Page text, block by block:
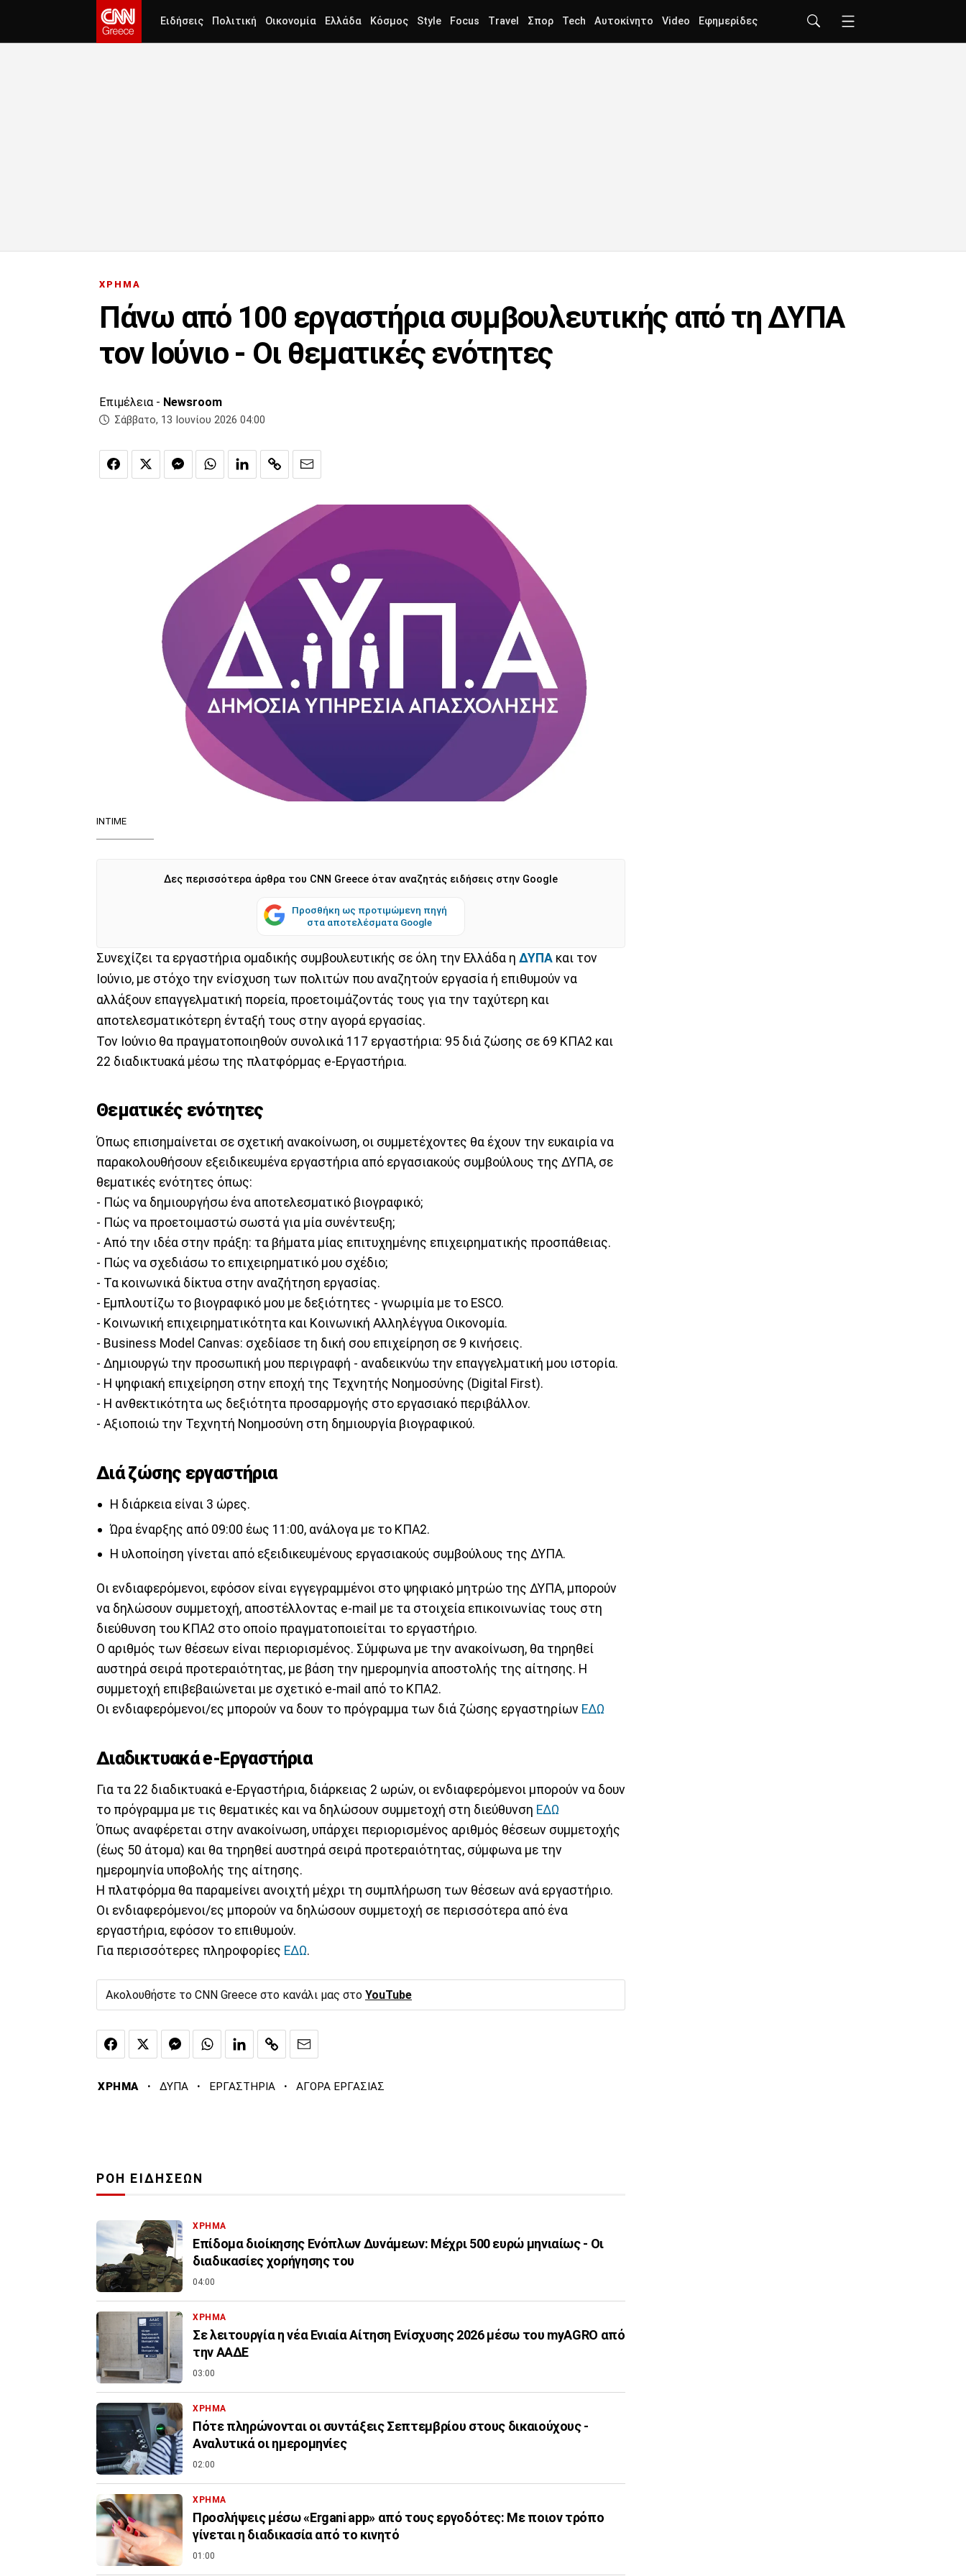
Ειδήσεις Πολιτική Οικονομία Ελλάδα Κόσμος Style Focus Travel Σπορ Tech Αυτοκίνητο Video Εφημερίδες
ΧΡΗΜΑ
Πάνω από 100 εργαστήρια συμβουλευτικής από τη ΔΥΠΑ
τον Ιούνιο - Οι θεματικές ενότητες
Επιμέλεια - Newsroom
Σάββατο, 13 Ιουνίου 2026 04:00
INTIME
Δες περισσότερα άρθρα του CNN Greece όταν αναζητάς ειδήσεις στην Google
Προσθήκη ως προτιμώμενη πηγή
στα αποτελέσματα Google
Συνεχίζει τα εργαστήρια ομαδικής συμβουλευτικής σε όλη την Ελλάδα η ΔΥΠΑ και τον
Ιούνιο, με στόχο την ενίσχυση των πολιτών που αναζητούν εργασία ή επιθυμούν να
αλλάξουν επαγγελματική πορεία, προετοιμάζοντάς τους για την ταχύτερη και
αποτελεσματικότερη ένταξή τους στην αγορά εργασίας.
Τον Ιούνιο θα πραγματοποιηθούν συνολικά 117 εργαστήρια: 95 διά ζώσης σε 69 ΚΠΑ2 και
22 διαδικτυακά μέσω της πλατφόρμας e-Εργαστήρια.
Θεματικές ενότητες
Όπως επισημαίνεται σε σχετική ανακοίνωση, οι συμμετέχοντες θα έχουν την ευκαιρία να
παρακολουθήσουν εξειδικευμένα εργαστήρια από εργασιακούς συμβούλους της ΔΥΠΑ, σε
θεματικές ενότητες όπως:
- Πώς να δημιουργήσω ένα αποτελεσματικό βιογραφικό;
- Πώς να προετοιμαστώ σωστά για μία συνέντευξη;
- Από την ιδέα στην πράξη: τα βήματα μίας επιτυχημένης επιχειρηματικής προσπάθειας.
- Πώς να σχεδιάσω το επιχειρηματικό μου σχέδιο;
- Τα κοινωνικά δίκτυα στην αναζήτηση εργασίας.
- Εμπλουτίζω το βιογραφικό μου με δεξιότητες - γνωριμία με το ESCO.
- Κοινωνική επιχειρηματικότητα και Κοινωνική Αλληλέγγυα Οικονομία.
- Business Model Canvas: σχεδίασε τη δική σου επιχείρηση σε 9 κινήσεις.
- Δημιουργώ την προσωπική μου περιγραφή - αναδεικνύω την επαγγελματική μου ιστορία.
- Η ψηφιακή επιχείρηση στην εποχή της Τεχνητής Νοημοσύνης (Digital First).
- Η ανθεκτικότητα ως δεξιότητα προσαρμογής στο εργασιακό περιβάλλον.
- Αξιοποιώ την Τεχνητή Νοημοσύνη στη δημιουργία βιογραφικού.
Διά ζώσης εργαστήρια
Η διάρκεια είναι 3 ώρες.
Ώρα έναρξης από 09:00 έως 11:00, ανάλογα με το ΚΠΑ2.
Η υλοποίηση γίνεται από εξειδικευμένους εργασιακούς συμβούλους της ΔΥΠΑ.
Οι ενδιαφερόμενοι, εφόσον είναι εγγεγραμμένοι στο ψηφιακό μητρώο της ΔΥΠΑ, μπορούν
να δηλώσουν συμμετοχή, αποστέλλοντας e-mail με τα στοιχεία επικοινωνίας τους στη
διεύθυνση του ΚΠΑ2 στο οποίο πραγματοποιείται το εργαστήριο.
Ο αριθμός των θέσεων είναι περιορισμένος. Σύμφωνα με την ανακοίνωση, θα τηρηθεί
αυστηρά σειρά προτεραιότητας, με βάση την ημερομηνία αποστολής της αίτησης. Η
συμμετοχή επιβεβαιώνεται με σχετικό e-mail από το ΚΠΑ2.
Οι ενδιαφερόμενοι/ες μπορούν να δουν το πρόγραμμα των διά ζώσης εργαστηρίων ΕΔΩ
Διαδικτυακά e-Εργαστήρια
Για τα 22 διαδικτυακά e-Εργαστήρια, διάρκειας 2 ωρών, οι ενδιαφερόμενοι μπορούν να δουν
το πρόγραμμα με τις θεματικές και να δηλώσουν συμμετοχή στη διεύθυνση ΕΔΩ
Όπως αναφέρεται στην ανακοίνωση, υπάρχει περιορισμένος αριθμός θέσεων συμμετοχής
(έως 50 άτομα) και θα τηρηθεί αυστηρά σειρά προτεραιότητας, σύμφωνα με την
ημερομηνία υποβολής της αίτησης.
Η πλατφόρμα θα παραμείνει ανοιχτή μέχρι τη συμπλήρωση των θέσεων ανά εργαστήριο.
Οι ενδιαφερόμενοι/ες μπορούν να δηλώσουν συμμετοχή σε περισσότερα από ένα
εργαστήρια, εφόσον το επιθυμούν.
Για περισσότερες πληροφορίες ΕΔΩ.
Ακολουθήστε το CNN Greece στο κανάλι μας στο YouTube
ΧΡΗΜΑ · ΔΥΠΑ · ΕΡΓΑΣΤΗΡΙΑ · ΑΓΟΡΑ ΕΡΓΑΣΙΑΣ
ΡΟΗ ΕΙΔΗΣΕΩΝ
ΧΡΗΜΑ
Επίδομα διοίκησης Ενόπλων Δυνάμεων: Μέχρι 500 ευρώ μηνιαίως - Οι
διαδικασίες χορήγησης του
04:00
ΧΡΗΜΑ
Σε λειτουργία η νέα Ενιαία Αίτηση Ενίσχυσης 2026 μέσω του myAGRO από
την ΑΑΔΕ
03:00
ΧΡΗΜΑ
Πότε πληρώνονται οι συντάξεις Σεπτεμβρίου στους δικαιούχους -
Αναλυτικά οι ημερομηνίες
02:00
ΧΡΗΜΑ
Προσλήψεις μέσω «Ergani app» από τους εργοδότες: Με ποιον τρόπο
γίνεται η διαδικασία από το κινητό
01:00